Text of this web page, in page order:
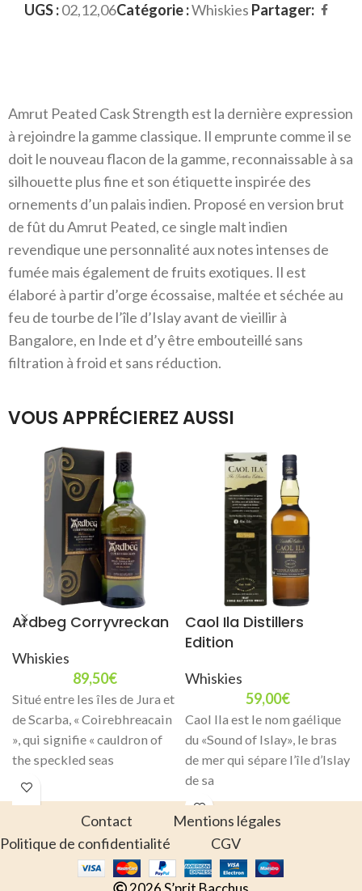
UGS :02,12,06Catégorie :Whiskies Partager:
Amrut Peated Cask Strength est la dernière expression
à rejoindre la gamme classique. Il emprunte comme il se
doit le nouveau flacon de la gamme, reconnaissable à sa
silhouette plus fine et son étiquette inspirée des
ornements d’un palais indien. Proposé en version brut
de fût du Amrut Peated, ce single malt indien
revendique une personnalité aux notes intenses de
fumée mais également de fruits exotiques. Il est
élaboré à partir d’orge écossaise, maltée et séchée au
feu de tourbe de l’île d’Islay avant de vieillir à
Bangalore, en Inde et d’y être embouteillé sans
filtration à froid et sans réduction.
VOUS APPRÉCIEREZ AUSSI
Ardbeg Corryvreckan
Whiskies
89,50€
Situé entre les îles de Jura et
de Scarba, « Coirebhreacain
», qui signifie « cauldron of
the speckled seas
Caol Ila Distillers
Edition
Whiskies
59,00€
Caol Ila est le nom gaélique
du «Sound of Islay», le bras
de mer qui sépare l’île d’Islay
de sa
Contact
Mentions légales
Politique de confidentialité
CGV